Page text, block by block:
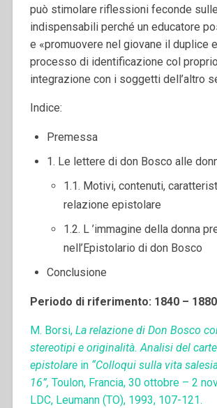
può stimolare riflessioni feconde
indispensabili perché un educatore
e «promuovere nel giovane il duplice
processo di identificazione col
integrazione con i soggetti dell’altro
Indice:
Premessa
1. Le lettere di don Bosco alle
1.1. Motivi, contenuti,
relazione epistolare
1.2. L ’immagine della donna
nell’Epistolario di don Bosco
Conclusione
Periodo di riferimento: 1840 – 1880
M. Borsi, La relazione di Don Bosco
stereotipi e originalità. Analisi del
epistolare in“Colloqui sulla vita
16”, Toulon, Francia, 30 ottobre – 2
LDC, Leumann (TO), 1993, 107-121.